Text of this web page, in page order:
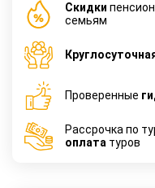
Cкидки
семьям
Проверенные
Рассрочка по
оплата туров